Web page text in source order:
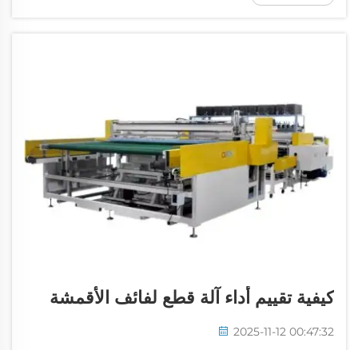
كيفية تقييم أداء آلة قطع لفائف الأقمشة
2025-11-12 00:47:32